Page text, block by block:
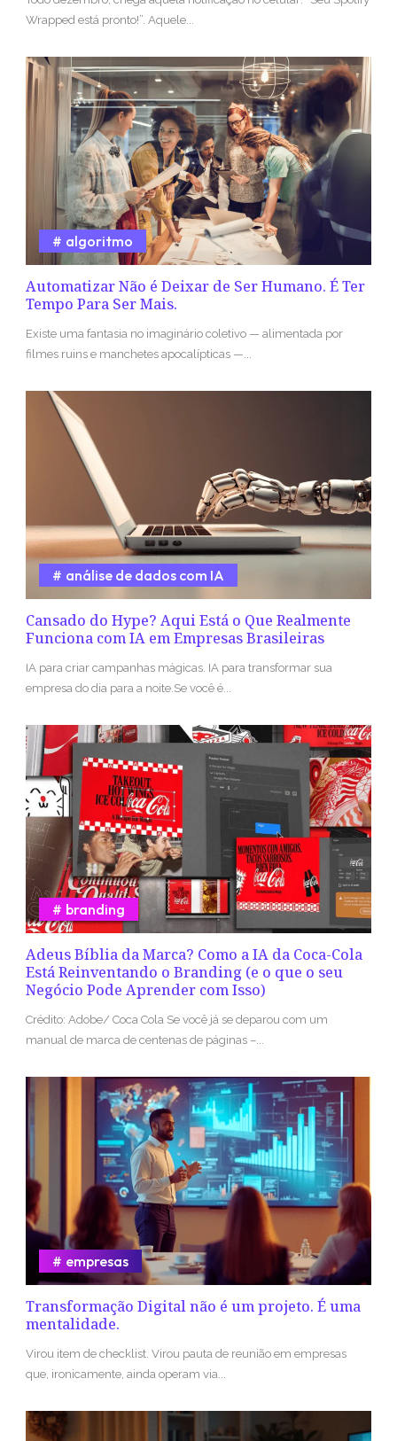
Wrapped está pronto!”. Aquele...
Automatizar Não é Deixar de Ser Humano. É Ter
Tempo Para Ser Mais.
algoritmo
Existe uma fantasia no imaginário coletivo — alimentada por
filmes ruins e manchetes apocalípticas —...
Cansado do Hype? Aqui Está o Que Realmente
Funciona com IA em Empresas Brasileiras
análise de dados com IA
IA para criar campanhas mágicas. IA para transformar sua
empresa do dia para a noite.Se você é...
Adeus Bíblia da Marca? Como a IA da Coca-Cola
Está Reinventando o Branding (e o que o seu
Negócio Pode Aprender com Isso)
branding
Crédito: Adobe/ Coca Cola Se você já se deparou com um
manual de marca de centenas de páginas –...
Transformação Digital não é um projeto. É uma
mentalidade.
empresas
Virou item de checklist. Virou pauta de reunião em empresas
que, ironicamente, ainda operam via...